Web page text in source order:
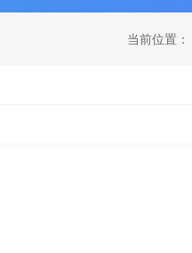
当前位置：